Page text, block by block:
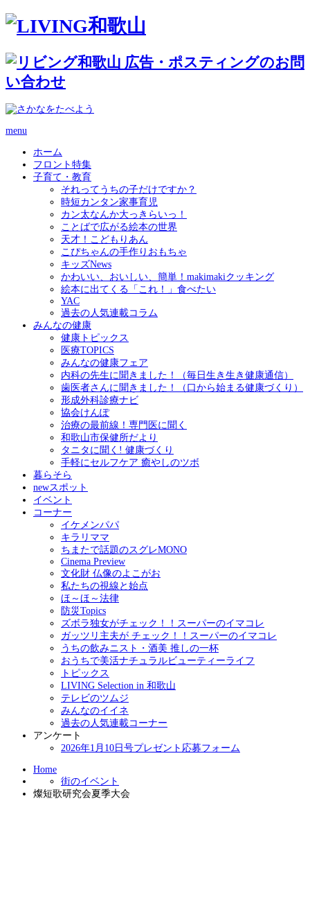
menu
ホーム
フロント特集
子育て・教育
それってうちの子だけですか？
時短カンタン家事育児
カン太なんか大っきらいっ！
ことばで広がる絵本の世界
天才！こどもりあん
こぴちゃんの手作りおもちゃ
キッズNews
かわいい、おいしい、簡単！makimakiクッキング
絵本に出てくる「これ！」食べたい
YAC
過去の人気連載コラム
みんなの健康
健康トピックス
医療TOPICS
みんなの健康フェア
内科の先生に聞きました！（毎日生き生き健康通信）
歯医者さんに聞きました！（口から始まる健康づくり）
形成外科診療ナビ
協会けんぽ
治療の最前線！専門医に聞く
和歌山市保健所だより
タニタに聞く! 健康づくり
手軽にセルフケア 癒やしのツボ
暮らそら
newスポット
イベント
コーナー
イケメンパパ
キラリママ
ちまたで話題のスグレMONO
Cinema Preview
文化財 仏像のよこがお
私たちの視線と始点
ほ～ほ～法律
防災Topics
ズボラ独女がチェック！！スーパーのイマコレ
ガッツリ主夫が チェック！！スーパーのイマコレ
うちの飲みニスト・酒美 推しの一杯
おうちで美活ナチュラルビューティーライフ
トピックス
LIVING Selection in 和歌山
テレビのツムジ
みんなのイイネ
過去の人気連載コーナー
アンケート
2026年1月10日号プレゼント応募フォーム
Home
街のイベント
燦短歌研究会夏季大会